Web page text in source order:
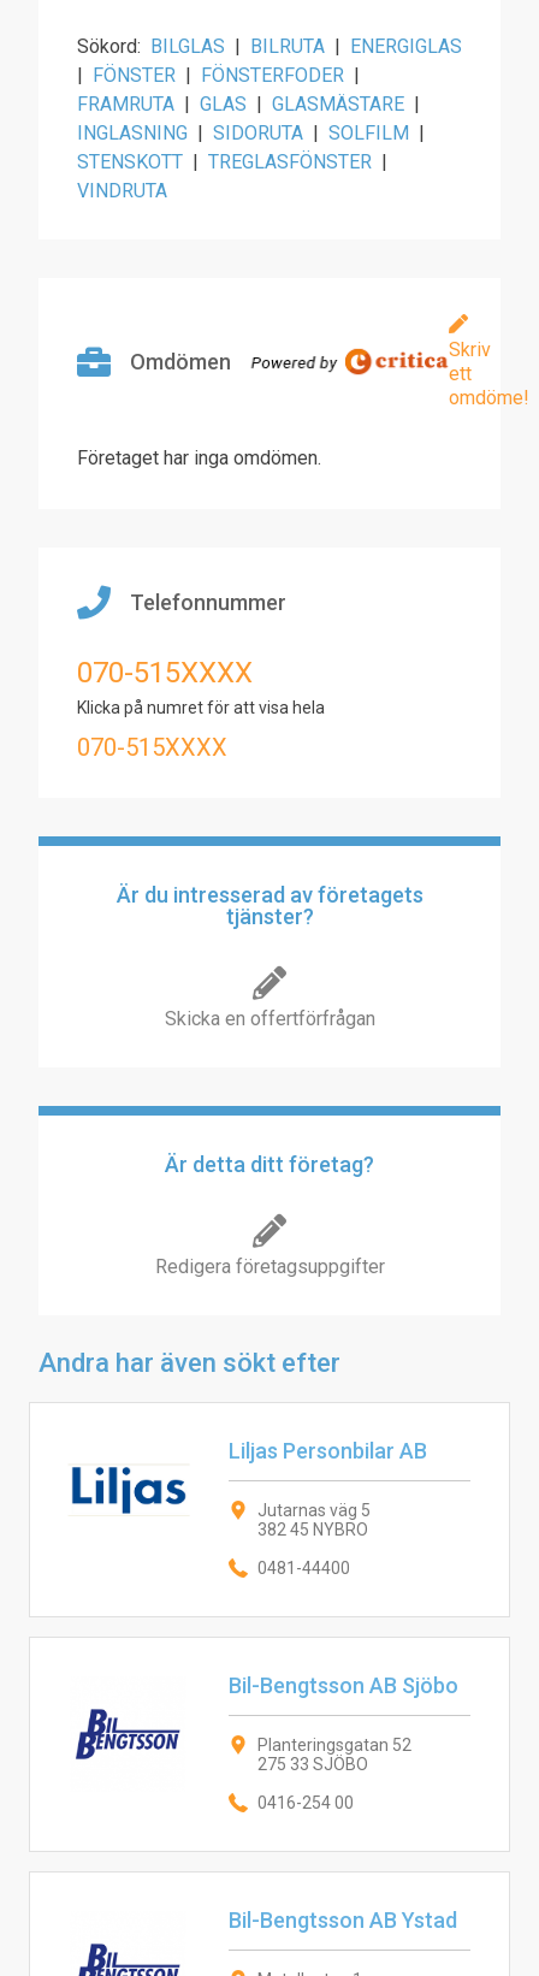
Sökord: BILGLAS | BILRUTA | ENERGIGLAS
| FÖNSTER | FÖNSTERFODER |
FRAMRUTA | GLAS | GLASMÄSTARE |
INGLASNING | SIDORUTA | SOLFILM |
STENSKOTT | TREGLASFÖNSTER |
VINDRUTA
Omdömen
Skriv
ett
omdöme!
Företaget har inga omdömen.
Telefonnummer
070-515XXXX
Klicka på numret för att visa hela
070-515XXXX
Är du intresserad av företagets
tjänster?
Skicka en offertförfrågan
Är detta ditt företag?
Redigera företagsuppgifter
Andra har även sökt efter
Liljas Personbilar AB
Jutarnas väg 5
382 45 NYBRO
0481-44400
Bil-Bengtsson AB Sjöbo
Planteringsgatan 52
275 33 SJÖBO
0416-254 00
Bil-Bengtsson AB Ystad